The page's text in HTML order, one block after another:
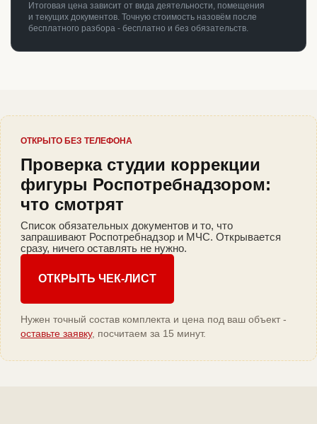
Итоговая цена зависит от вида деятельности, помещения
и текущих документов. Точную стоимость назовём после
бесплатного разбора - бесплатно и без обязательств.
ОТКРЫТО БЕЗ ТЕЛЕФОНА
Проверка студии коррекции
фигуры Роспотребнадзором:
что смотрят
Список обязательных документов и то, что
запрашивают Роспотребнадзор и МЧС. Открывается
сразу, ничего оставлять не нужно.
ОТКРЫТЬ ЧЕК-ЛИСТ
Нужен точный состав комплекта и цена под ваш объект -
оставьте заявку, посчитаем за 15 минут.